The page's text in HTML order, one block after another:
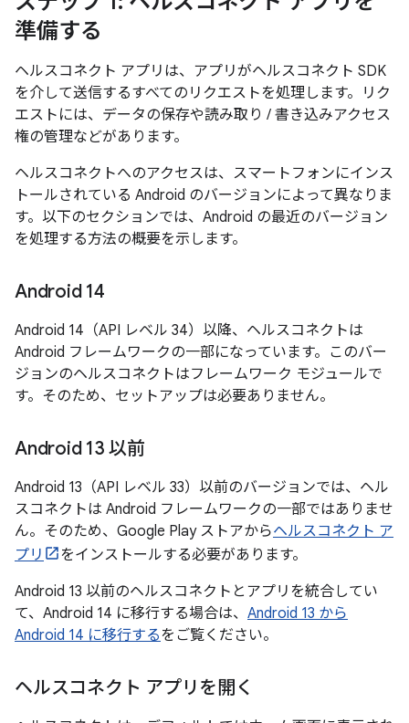
準備する
ヘルスコネクト アプリは、アプリがヘルスコネクト SDK
を介して送信するすべてのリクエストを処理します。リク
エストには、データの保存や読み取り / 書き込みアクセス
権の管理などがあります。
ヘルスコネクトへのアクセスは、スマートフォンにインス
トールされている Android のバージョンによって異なりま
す。以下のセクションでは、Android の最近のバージョン
を処理する方法の概要を示します。
Android 14
Android 14（API レベル 34）以降、ヘルスコネクトは
Android フレームワークの一部になっています。このバー
ジョンのヘルスコネクトはフレームワーク モジュールで
す。 そのため、セットアップは必要ありません。
Android 13 以前
Android 13（API レベル 33）以前のバージョンでは、ヘル
スコネクトは Android フレームワークの一部ではありませ
ん。そのため、Google Play ストアからヘルスコネクト ア
プリ
をインストールする必要があります。
Android 13 以前のヘルスコネクトとアプリを統合してい
て、Android 14 に移行する場合は、 Android 13 から
Android 14 に移行するをご覧ください。
ヘルスコネクト アプリを開く